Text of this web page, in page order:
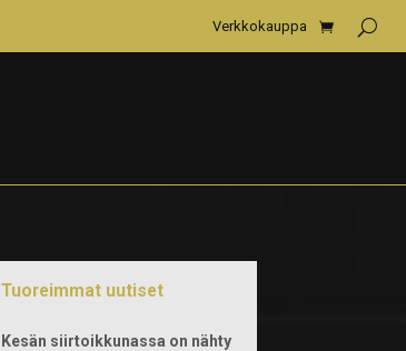
Verkkokauppa
Tuoreimmat uutiset
Kesän siirtoikkunassa on nähty